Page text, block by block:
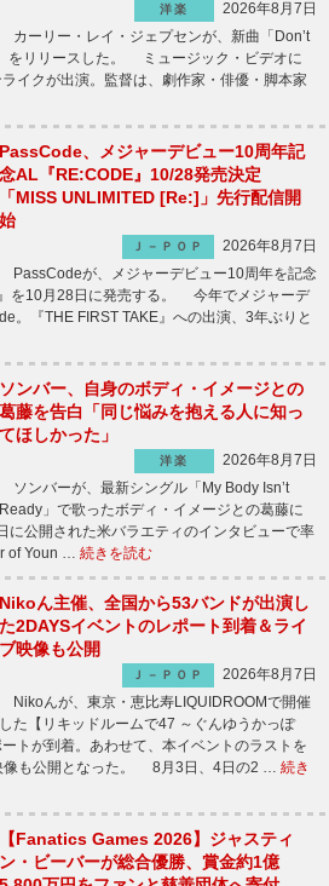
洋楽
2026年8月7日
カーリー・レイ・ジェプセンが、新曲「Don’t
をリリースした。 ミュージック・ビデオに
イクが出演。監督は、劇作家・俳優・脚本家
PassCode、メジャーデビュー10周年記
念AL『RE:CODE』10/28発売決定
「MISS UNLIMITED [Re:]」先行配信開
始
Ｊ－ＰＯＰ
2026年8月7日
PassCodeが、メジャーデビュー10周年を記念
を10月28日に発売する。 今年でメジャーデ
。『THE FIRST TAKE』への出演、3年ぶりと
ソンバー、自身のボディ・イメージとの
葛藤を告白「同じ悩みを抱える人に知っ
てほしかった」
洋楽
2026年8月7日
ソンバーが、最新シングル「My Body Isn’t
Ready」で歌ったボディ・イメージとの葛藤に
に公開された米バラエティのインタビューで率
of Youn … 続きを読む
Nikoん主催、全国から53バンドが出演し
た2DAYSイベントのレポート到着＆ライ
ブ映像も公開
Ｊ－ＰＯＰ
2026年8月7日
Nikoんが、東京・恵比寿LIQUIDROOMで開催
した【リキッドルームで47 ～ぐんゆうかっぽ
トが到着。あわせて、本イベントのラストを
像も公開となった。 8月3日、4日の2 … 続き
【Fanatics Games 2026】ジャスティ
ン・ビーバーが総合優勝、賞金約1億